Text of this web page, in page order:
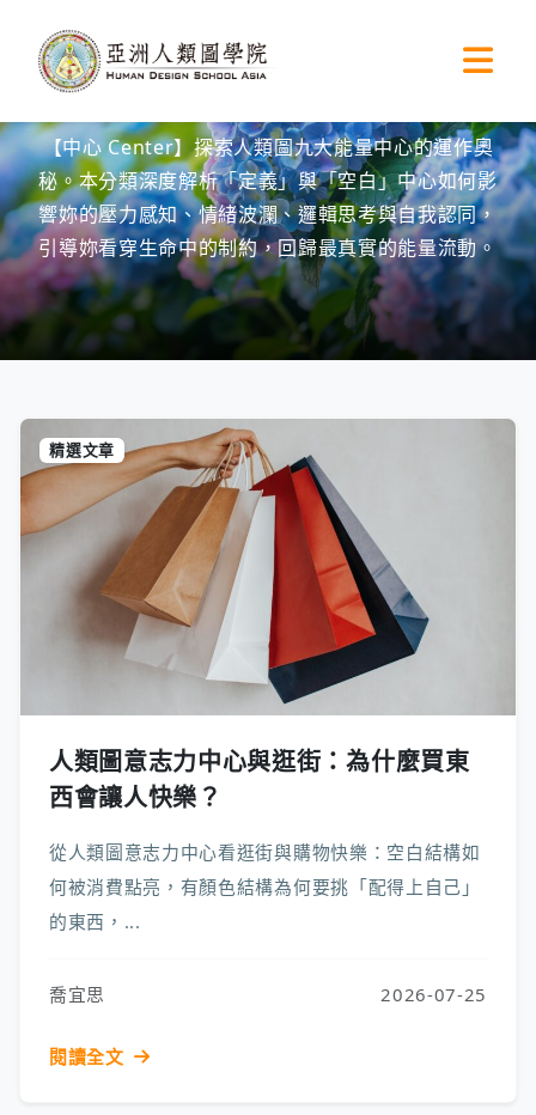
中心
【中心 Center】探索人類圖九大能量中心的運作奧
秘。本分類深度解析「定義」與「空白」中心如何影
響妳的壓力感知、情緒波瀾、邏輯思考與自我認同，
引導妳看穿生命中的制約，回歸最真實的能量流動。
精選文章
人類圖意志力中心與逛街：為什麼買東
西會讓人快樂？
從人類圖意志力中心看逛街與購物快樂：空白結構如
何被消費點亮，有顏色結構為何要挑「配得上自己」
的東西，...
喬宜思 2026-07-25
閱讀全文